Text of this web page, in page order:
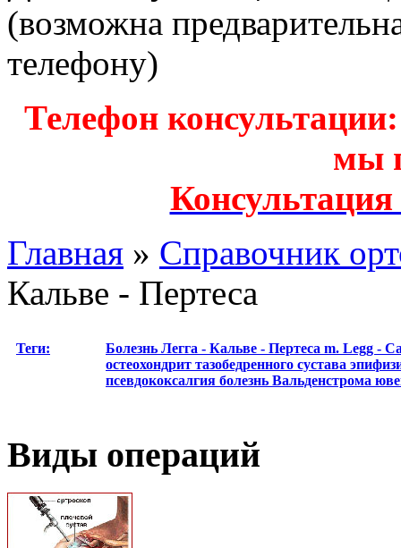
(возможна
телефону)
Телефон
мы
Главная » Справочник
Кальве - Пертеса
Теги: Болезнь Легга - Кальве - Пертеса m. Legg -
остеохондрит тазобедренного сустава
псевдококсалгия болезнь Вальденстрома
Виды операций